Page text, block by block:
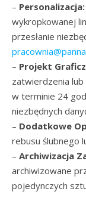
– Personalizacja:
wykropkowanej
przesłanie
– Projekt
zatwierdzenia
w terminie 24
niezbędnych
– Dodatkowe
rebusu ślubnego
– Archiwizacja
archiwizowane
pojedynczych